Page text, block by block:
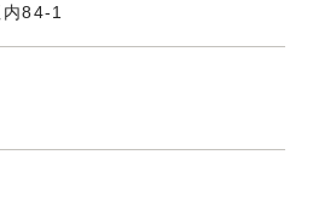
84-1